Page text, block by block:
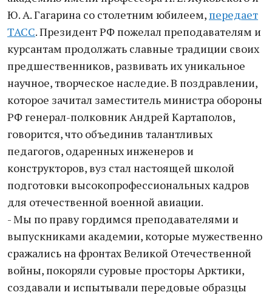
Ю. А. Гагарина со столетним юбилеем, передает
ТАСС. Президент РФ пожелал преподавателям и
курсантам продолжать славные традиции своих
предшественников, развивать их уникальное
научное, творческое наследие. В поздравлении,
которое зачитал заместитель министра обороны
РФ генерал-полковник Андрей Картаполов,
говорится, что объединив талантливых
педагогов, одаренных инженеров и
конструкторов, вуз стал настоящей школой
подготовки высокопрофессиональных кадров
для отечественной военной авиации.
- Мы по праву гордимся преподавателями и
выпускниками академии, которые мужественно
сражались на фронтах Великой Отечественной
войны, покоряли суровые просторы Арктики,
создавали и испытывали передовые образцы